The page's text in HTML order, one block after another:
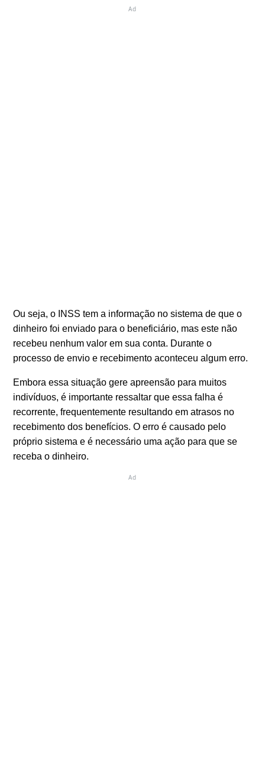
Ad
Ou seja, o INSS tem a informação no sistema de que o
dinheiro foi enviado para o beneficiário, mas este não
recebeu nenhum valor em sua conta. Durante o
processo de envio e recebimento aconteceu algum erro.
Embora essa situação gere apreensão para muitos
indivíduos, é importante ressaltar que essa falha é
recorrente, frequentemente resultando em atrasos no
recebimento dos benefícios. O erro é causado pelo
próprio sistema e é necessário uma ação para que se
receba o dinheiro.
Ad